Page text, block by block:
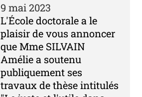
9 mai 2023
L'École doctorale a le
plaisir de vous annoncer
que Mme SILVAIN
Amélie a soutenu
publiquement ses
travaux de thèse intitulés